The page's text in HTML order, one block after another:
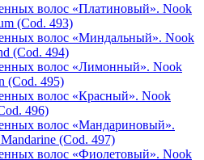
волос «Платиновый». Nook
(Cod. 493)
волос «Миндальный». Nook
(Cod. 494)
волос «Лимонный». Nook
(Cod. 495)
волос «Красный». Nook
496)
волос «Мандариновый».
(Cod. 497)
волос «Фиолетовый». Nook